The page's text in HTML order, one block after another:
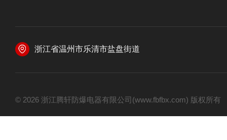
浙江省温州市乐清市盐盘街道
© 2026 浙江腾轩防爆电器有限公司(www.fbfbx.com) 版权所